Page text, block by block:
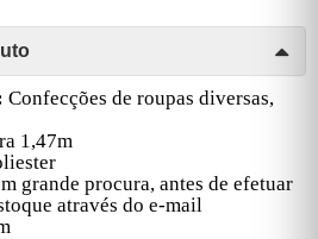
Confecções de roupas diversas,
1,47m
grande procura, antes de efetuar
através do e-mail